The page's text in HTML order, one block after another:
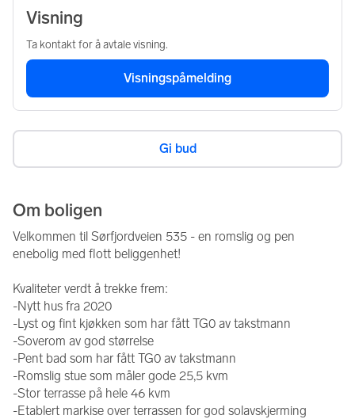
Visning
Ta kontakt for å avtale visning.
Visningspåmelding
Gi bud
Om boligen
Velkommen til Sørfjordveien 535 - en romslig og pen
enebolig med flott beliggenhet!
Kvaliteter verdt å trekke frem:
-Nytt hus fra 2020
-Lyst og fint kjøkken som har fått TG0 av takstmann
-Soverom av god størrelse
-Pent bad som har fått TG0 av takstmann
-Romslig stue som måler gode 25,5 kvm
-Stor terrasse på hele 46 kvm
-Etablert markise over terrassen for god solavskjerming